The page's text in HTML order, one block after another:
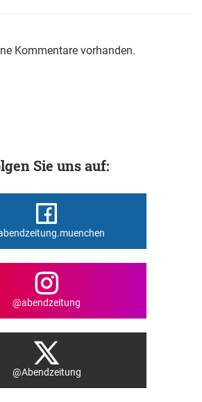
Kommentare vorhanden.
Sie uns auf:
@abendzeitung
@Abendzeitung